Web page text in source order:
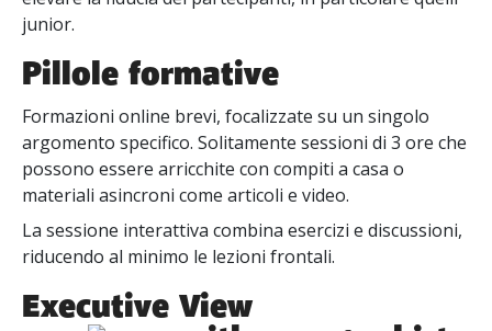
junior.
Pillole formative
Formazioni online brevi, focalizzate su un singolo
argomento specifico. Solitamente sessioni di 3 ore che
possono essere arricchite con compiti a casa o
materiali asincroni come articoli e video.
La sessione interattiva combina esercizi e discussioni,
riducendo al minimo le lezioni frontali.
Executive View